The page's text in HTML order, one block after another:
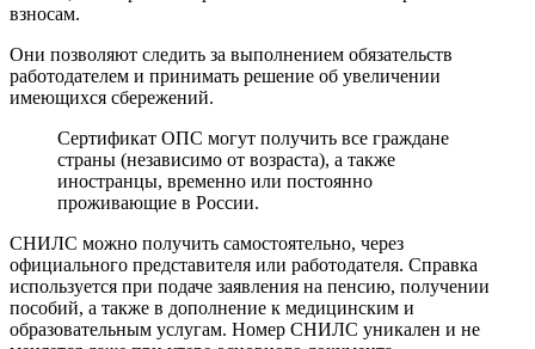
взносам.
Они позволяют следить за выполнением обязательств
работодателем и принимать решение об увеличении
имеющихся сбережений.
Сертификат ОПС могут получить все граждане
страны (независимо от возраста), а также
иностранцы, временно или постоянно
проживающие в России.
СНИЛС можно получить самостоятельно, через
официального представителя или работодателя. Справка
используется при подаче заявления на пенсию, получении
пособий, а также в дополнение к медицинским и
образовательным услугам. Номер СНИЛС уникален и не